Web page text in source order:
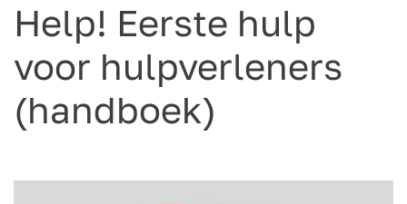
Help! Eerste hulp
voor hulpverleners
(handboek)